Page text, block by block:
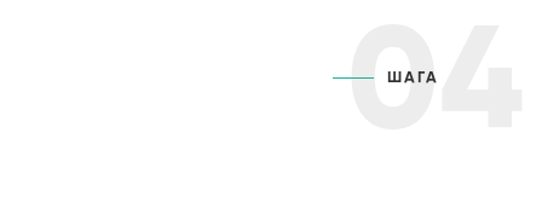
04
ШАГА